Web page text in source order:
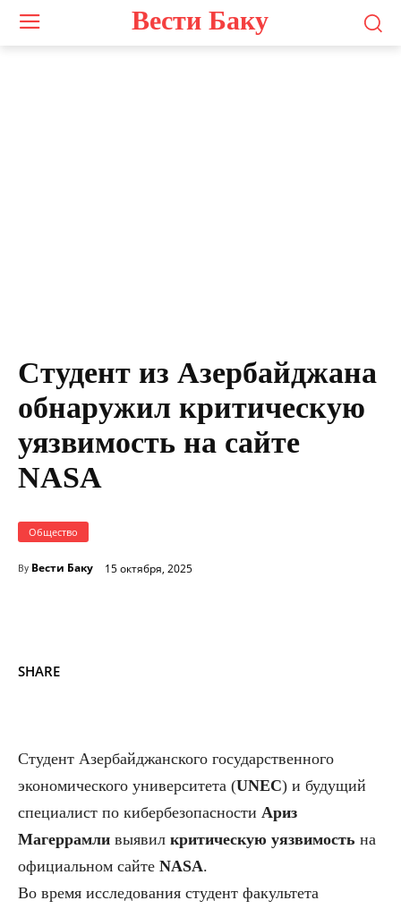
Вести Баку
Студент из Азербайджана
обнаружил критическую
уязвимость на сайте
NASA
Общество
By Вести Баку 15 октября, 2025
SHARE
Студент Азербайджанского государственного
экономического университета (UNEC) и будущий
специалист по кибербезопасности Ариз
Магеррамли выявил критическую уязвимость на
официальном сайте NASA.
Во время исследования студент факультета